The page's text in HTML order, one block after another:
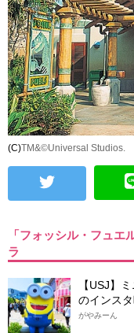
(C)TM&©Universal Studios.
「フォッシル・フュ
ラ
【USJ】
のインス
がやみーん